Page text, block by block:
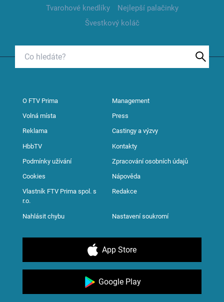
Tvarohové knedlíky
Nejlepší palačinky
Švestkový koláč
O FTV Prima Management
Volná místa Press
Reklama Castingy a výzvy
HbbTV Kontakty
Podmínky užívání Zpracování osobních údajů
Cookies Nápověda
Vlastník FTV Prima spol. s
r.o.
Redakce
Nahlásit chybu Nastavení soukromí
App Store
Google Play